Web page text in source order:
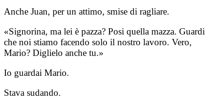
Anche Juan, per un attimo, smise di ragliare.
«Signorina, ma lei è pazza? Posi quella mazza. Guardi
che noi stiamo facendo solo il nostro lavoro. Vero,
Mario? Diglielo anche tu.»
Io guardai Mario.
Stava sudando.